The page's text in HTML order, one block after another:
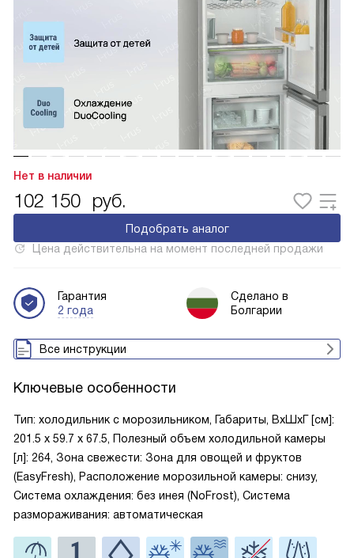
Нет в наличии
102 150 руб.
Подобрать аналог
Цена действительна на момент последней продажи
Гарантия
2 года
Сделано в
Болгарии
Все инструкции
Ключевые особенности
Тип: холодильник с морозильником, Габариты, ВxШxГ [см]:
201.5 х 59.7 х 67.5, Полезный объем холодильной камеры
[л]: 264, Зона свежести: Зона для овощей и фруктов
(EasyFresh), Расположение морозильной камеры: снизу,
Система охлаждения: без инея (NoFrost), Система
размораживания: автоматическая